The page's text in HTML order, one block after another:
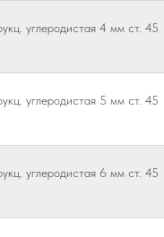
углеродистая 4 мм ст. 45
углеродистая 5 мм ст. 45
углеродистая 6 мм ст. 45